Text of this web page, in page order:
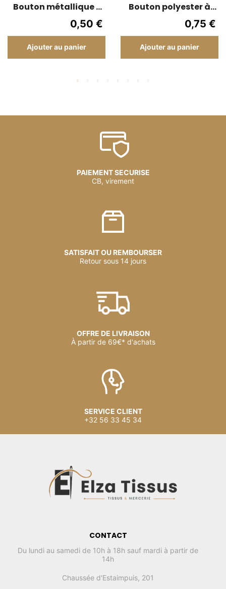
Bouton métallique -
Boule de bronze -
0,50 €
Ajouter au panier
Bouton polyester à
queue 23 mm - Bleu
0,75 €
Ajouter au panier
PAIEMENT SECURISE
CB, virement
SATISFAIT OU REMBOURSER
Retour sous 14 jours
OFFRE DE LIVRAISON
À partir de 69€* d'achats
SERVICE CLIENT
+32 56 33 45 34
CONTACT
Du lundi au samedi de 10h à 18h sauf mardi à partir de
14h
Chaussée d'Estaimpuis, 201